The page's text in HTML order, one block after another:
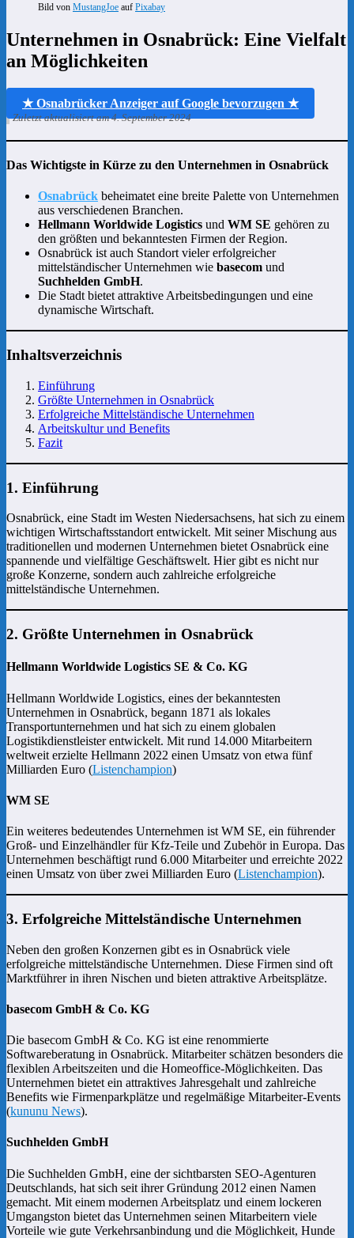
Bild von MustangJoe auf Pixabay
Unternehmen in Osnabrück: Eine Vielfalt
an Möglichkeiten
★ Osnabrücker Anzeiger auf Google bevorzugen ★
Zuletzt aktualisiert am 4. September 2024
Das Wichtigste in Kürze zu den Unternehmen in Osnabrück
Osnabrück beheimatet eine breite Palette von Unternehmen
aus verschiedenen Branchen.
Hellmann Worldwide Logistics und WM SE gehören zu
den größten und bekanntesten Firmen der Region.
Osnabrück ist auch Standort vieler erfolgreicher
mittelständischer Unternehmen wie basecom und
Suchhelden GmbH.
Die Stadt bietet attraktive Arbeitsbedingungen und eine
dynamische Wirtschaft.
Inhaltsverzeichnis
Einführung
Größte Unternehmen in Osnabrück
Erfolgreiche Mittelständische Unternehmen
Arbeitskultur und Benefits
Fazit
1. Einführung
Osnabrück, eine Stadt im Westen Niedersachsens, hat sich zu einem
wichtigen Wirtschaftsstandort entwickelt. Mit seiner Mischung aus
traditionellen und modernen Unternehmen bietet Osnabrück eine
spannende und vielfältige Geschäftswelt. Hier gibt es nicht nur
große Konzerne, sondern auch zahlreiche erfolgreiche
mittelständische Unternehmen.
2. Größte Unternehmen in Osnabrück
Hellmann Worldwide Logistics SE & Co. KG
Hellmann Worldwide Logistics, eines der bekanntesten
Unternehmen in Osnabrück, begann 1871 als lokales
Transportunternehmen und hat sich zu einem globalen
Logistikdienstleister entwickelt. Mit rund 14.000 Mitarbeitern
weltweit erzielte Hellmann 2022 einen Umsatz von etwa fünf
Milliarden Euro (Listenchampion)​
WM SE
Ein weiteres bedeutendes Unternehmen ist WM SE, ein führender
Groß- und Einzelhändler für Kfz-Teile und Zubehör in Europa. Das
Unternehmen beschäftigt rund 6.000 Mitarbeiter und erreichte 2022
einen Umsatz von über zwei Milliarden Euro (Listenchampion)​.
3. Erfolgreiche Mittelständische Unternehmen
Neben den großen Konzernen gibt es in Osnabrück viele
erfolgreiche mittelständische Unternehmen. Diese Firmen sind oft
Marktführer in ihren Nischen und bieten attraktive Arbeitsplätze.
basecom GmbH & Co. KG
Die basecom GmbH & Co. KG ist eine renommierte
Softwareberatung in Osnabrück. Mitarbeiter schätzen besonders die
flexiblen Arbeitszeiten und die Homeoffice-Möglichkeiten. Das
Unternehmen bietet ein attraktives Jahresgehalt und zahlreiche
Benefits wie Firmenparkplätze und regelmäßige Mitarbeiter-Events
(kununu News).
Suchhelden GmbH
Die Suchhelden GmbH, eine der sichtbarsten SEO-Agenturen
Deutschlands, hat sich seit ihrer Gründung 2012 einen Namen
gemacht. Mit einem modernen Arbeitsplatz und einem lockeren
Umgangston bietet das Unternehmen seinen Mitarbeitern viele
Vorteile wie gute Verkehrsanbindung und die Möglichkeit, Hunde